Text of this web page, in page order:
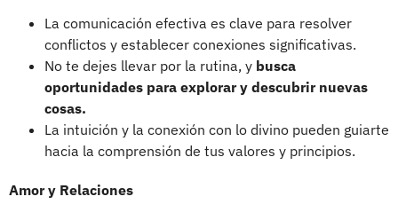
La comunicación efectiva es clave para resolver
conflictos y establecer conexiones significativas.
No te dejes llevar por la rutina, y busca
oportunidades para explorar y descubrir nuevas
cosas.
La intuición y la conexión con lo divino pueden guiarte
hacia la comprensión de tus valores y principios.
Amor y Relaciones